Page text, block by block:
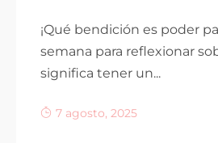
¡Qué bendición es poder
semana para reflexionar
significa tener un...
7 agosto, 2025